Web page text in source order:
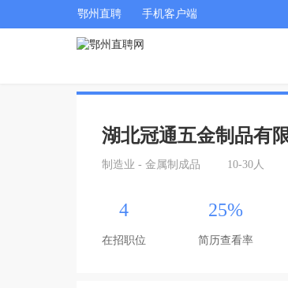
鄂州直聘 手机客户端
湖北冠通五金制品有
制造业 - 金属制成品 10-30人
4
在招职位
25%
简历查看率